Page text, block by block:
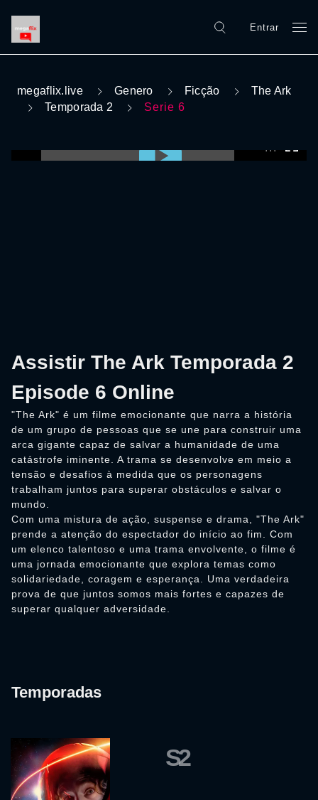
Entrar
megaflix.live Genero Ficção
The Ark
Temporada 2
Serie 6
Assistir The Ark Temporada 2
Episode 6 Online
"The Ark" é um filme emocionante que narra a história
de um grupo de pessoas que se une para construir uma
arca gigante capaz de salvar a humanidade de uma
catástrofe iminente. A trama se desenvolve em meio a
tensão e desafios à medida que os personagens
trabalham juntos para superar obstáculos e salvar o
mundo.
Com uma mistura de ação, suspense e drama, "The Ark"
prende a atenção do espectador do início ao fim. Com
um elenco talentoso e uma trama envolvente, o filme é
uma jornada emocionante que explora temas como
solidariedade, coragem e esperança. Uma verdadeira
prova de que juntos somos mais fortes e capazes de
superar qualquer adversidade.
Temporadas
S2